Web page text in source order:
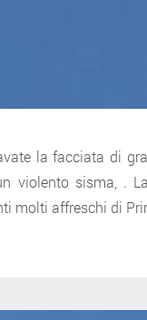
la facciata di
violento sisma, .
molti affreschi di